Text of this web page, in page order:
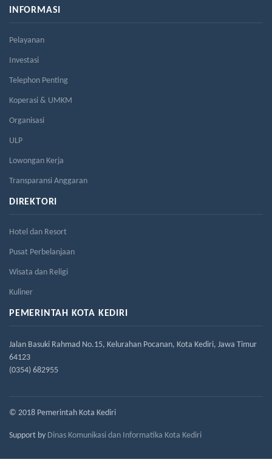
INFORMASI
Pelayanan
Investasi
Telephon Penting
Koperasi & UMKM
Organisasi
ULP
Lowongan Kerja
Transparansi Anggaran
DIREKTORI
Hotel dan Resort
Pusat Perbelanjaan
Wisata dan Religi
Kuliner
PEMERINTAH KOTA KEDIRI
Jalan Basuki Rahmad No.15, Kelurahan Pocanan, Kota Kediri, Jawa Timur
64123
(0354) 682955
© 2018 Pemerintah Kota Kediri
Support by Dinas Komunikasi dan Informatika Kota Kediri